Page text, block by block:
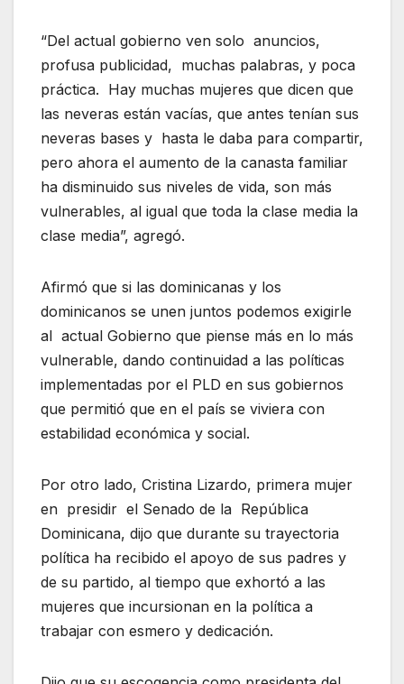
“Del actual gobierno ven solo anuncios,
profusa publicidad, muchas palabras, y poca
práctica. Hay muchas mujeres que dicen que
las neveras están vacías, que antes tenían sus
neveras bases y hasta le daba para compartir,
pero ahora el aumento de la canasta familiar
ha disminuido sus niveles de vida, son más
vulnerables, al igual que toda la clase media la
clase media”, agregó.
Afirmó que si las dominicanas y los
dominicanos se unen juntos podemos exigirle
al actual Gobierno que piense más en lo más
vulnerable, dando continuidad a las políticas
implementadas por el PLD en sus gobiernos
que permitió que en el país se viviera con
estabilidad económica y social.
Por otro lado, Cristina Lizardo, primera mujer
en presidir el Senado de la República
Dominicana, dijo que durante su trayectoria
política ha recibido el apoyo de sus padres y
de su partido, al tiempo que exhortó a las
mujeres que incursionan en la política a
trabajar con esmero y dedicación.